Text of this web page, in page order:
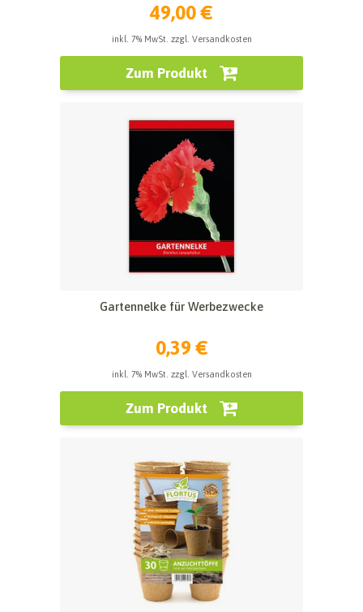
49,00 €
inkl. 7% MwSt. zzgl. Versandkosten
Zum Produkt
Gartennelke für Werbezwecke
0,39 €
inkl. 7% MwSt. zzgl. Versandkosten
Zum Produkt